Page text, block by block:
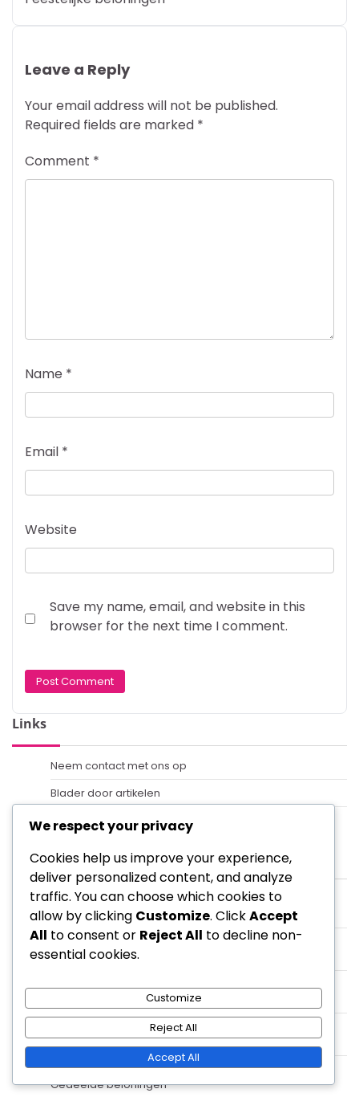
Leave a Reply
Your email address will not be published.
Required fields are marked *
Comment *
Name *
Email *
Website
Save my name, email, and website in this
browser for the next time I comment.
Links
Neem contact met ons op
Blader door artikelen
Wie we zijn
Recente berichten
Social Media Oplaadbonussen:
Betrokkenheidsbeloningen, Volgvoordelen
Wekelijkse Oplaadbonussen: Consistente beloningen,
Spelerbetrokkenheid
Social Media Mijlpalen Prijzen: Betrokkenheid
beloningen, Volg voordelen
Top-Up Mijlpaalprijzen: Beloningen voor uitgaven,
Financiële prikkels
Verwijs Recharge Bonussen: Uitnodigingsbonussen,
Gedeelde beloningen
We respect your privacy
Cookies help us improve your experience,
deliver personalized content, and analyze
traffic. You can choose which cookies to
allow by clicking Customize. ClickAccept
All to consent or Reject All to decline non-
essential cookies.
Customize
Reject All
Accept All